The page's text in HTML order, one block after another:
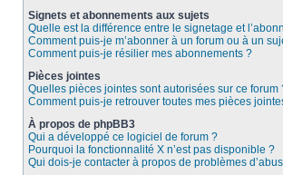
Signets et abonnements aux sujets
Quelle est la différence entre le signetage et
Comment puis-je m’abonner à un forum ou à un
Comment puis-je résilier mes abonnements ?
Pièces jointes
Quelles pièces jointes sont autorisées sur ce forum
Comment puis-je retrouver toutes mes pièces
À propos de phpBB3
Qui a développé ce logiciel de forum ?
Pourquoi la fonctionnalité X n’est pas disponible ?
Qui dois-je contacter à propos de problèmes